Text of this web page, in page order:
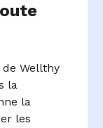
Wellthy
la
la
les